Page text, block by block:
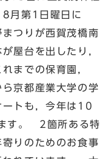
8月第1日曜日に
つりが西賀茂橋南
屋台を出したり，
までの保育園，
京都産業大学の学
ートも，今年は10
す。 2箇所ある特
りのためのお食事